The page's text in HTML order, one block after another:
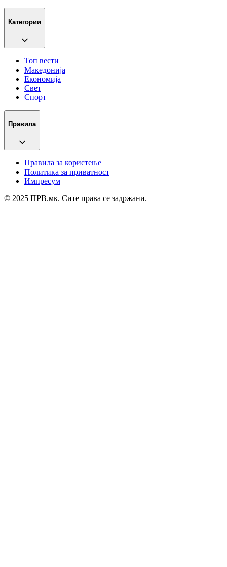
Категории
Топ вести
Македонија
Економија
Свет
Спорт
Правила
Правила за користење
Политика за приватност
Импресум
© 2025 ПРВ.мк. Сите права се задржани.